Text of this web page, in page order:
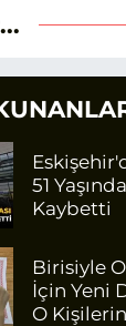
51
Kaybetti
Birisiyle
İçin Yeni
O